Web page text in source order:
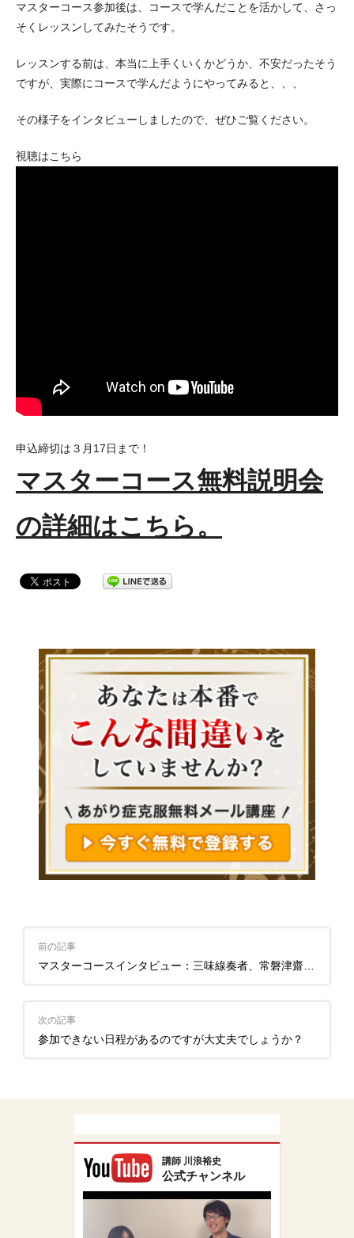
マスターコース参加後は、コースで学んだことを活かして、さっ
そくレッスンしてみたそうです。
レッスンする前は、本当に上手くいくかどうか、不安だったそう
ですが、実際にコースで学んだようにやってみると、、、
その様子をインタビューしましたので、ぜひご覧ください。
視聴はこちら
申込締切は３月17日まで！
マスターコース無料説明会
の詳細はこちら。
前の記事
マスターコースインタビュー：三味線奏者、常磐津齋櫻さま
次の記事
参加できない日程があるのですが大丈夫でしょうか？
講師 川浪裕史
公式チャンネル